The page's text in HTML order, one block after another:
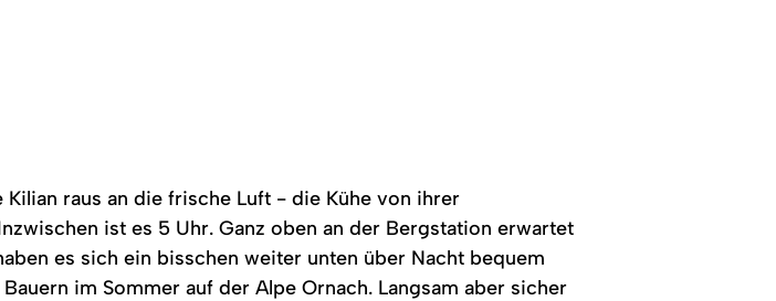
raus an die frische Luft - die Kühe von ihrer
ist es 5 Uhr. Ganz oben an der Bergstation erwartet
es sich ein bisschen weiter unten über Nacht bequem
im Sommer auf der Alpe Ornach. Langsam aber sicher